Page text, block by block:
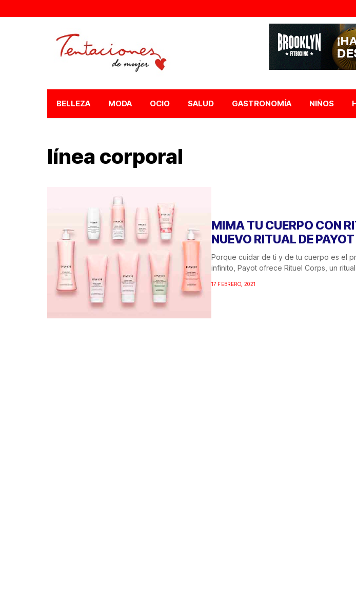
BELLEZA MODA OCIO SALUD GASTRONOMÍA NIÑOS
línea corporal
MIMA TU CUERPO CON
NUEVO RITUAL DE PAYOT
Porque cuidar de ti y de tu cuerpo es el
infinito, Payot ofrece Rituel Corps, un
17 FEBRERO, 2021